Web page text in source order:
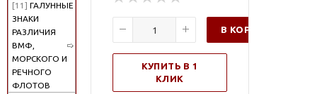
[11] ГАЛУННЫЕ
ЗНАКИ
РАЗЛИЧИЯ
ВМФ,
МОРСКОГО И
РЕЧНОГО
ФЛОТОВ
В КОРЗИНУ
КУПИТЬ В 1
КЛИК